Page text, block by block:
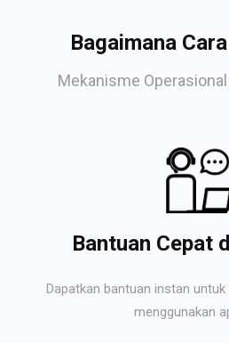
Bagaimana
Mekanisme
Bantuan Cepat
Dapatkan bantuan instan
menggunakan